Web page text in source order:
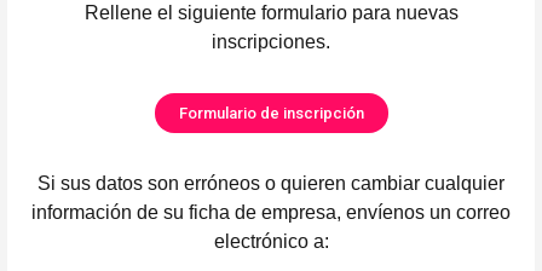
Rellene el siguiente formulario para nuevas
inscripciones.
Formulario de inscripción
Si sus datos son erróneos o quieren cambiar cualquier
información de su ficha de empresa, envíenos un correo
electrónico a: